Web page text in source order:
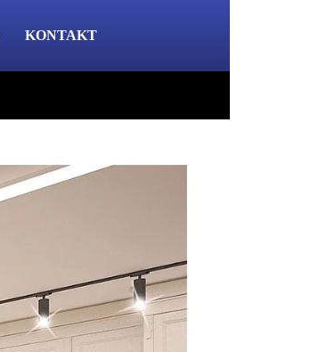
KONTAKT